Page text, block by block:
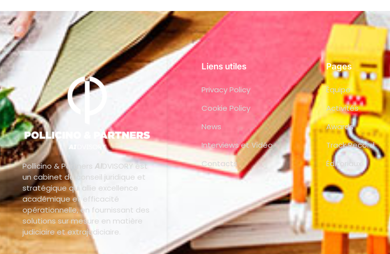
Pollicino & Partners AIDVISORY est
un cabinet de conseil juridique et
stratégique qui allie excellence
académique et efficacité
opérationnelle, en fournissant des
solutions sur mesure en matière
judiciaire et extrajudiciaire.
Liens utiles
Privacy Policy
Cookie Policy
News
Interviews et Vidéo
Contacts
Pages
Équipe
Activités
Awards
Track Record
Éditoriaux